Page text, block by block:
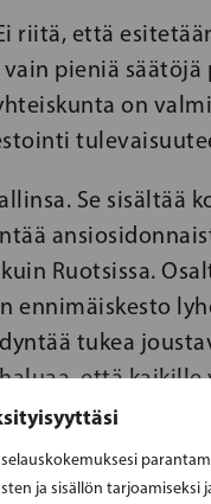
ja sisällön tarjoamiseksi
riitä, että
pieniä
on
Se sisältää
Ruotsissa.
ennimäiskesto
tukea
että